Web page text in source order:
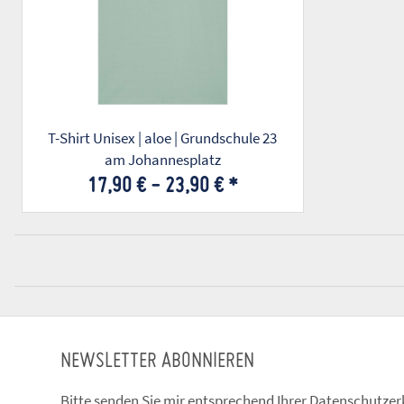
T-Shirt Unisex | aloe | Grundschule 23
am Johannesplatz
17,90 € - 23,90 € *
NEWSLETTER ABONNIEREN
Bitte senden Sie mir entsprechend Ihrer